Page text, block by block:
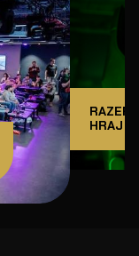
RAZER
HRAJ